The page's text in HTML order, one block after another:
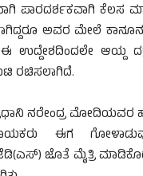
ಕೆಲಸ
ಅವರ ಮೇಲೆ
ಉದ್ದೇಶದಿಂದಲೇ ಆಯ್ದ
ರಚಿಸಲಾಗಿದೆ.
ನರೇಂದ್ರ ಮೋದಿಯವರ
ಈಗ
ಜೊತೆ ಮೈತ್ರಿ